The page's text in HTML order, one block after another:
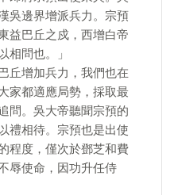
吳邊界增派兵力。宗預
益巴丘之戍，西增白帝
相問也。」
丘增加兵力，我們也在
家都適應局勢，採取最
問。吳大帝聽聞宗預的
禮相待。宗預也是出使
程度，僅次於鄧芝和費
辱使命，因功升任侍